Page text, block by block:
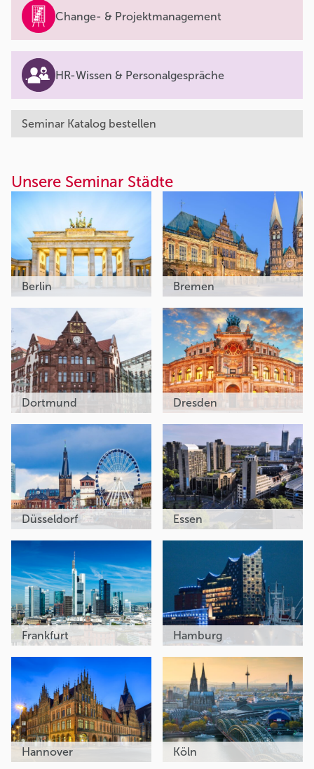
Change- & Projektmanagement
HR-Wissen & Personalgespräche
Seminar Katalog bestellen
Unsere Seminar Städte
Berlin Bremen
Dortmund Dresden
Düsseldorf Essen
Frankfurt Hamburg
Hannover Köln